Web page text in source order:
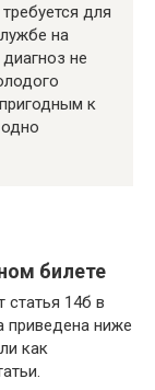
для
на
не
к
билете
14б в
приведена ниже
как